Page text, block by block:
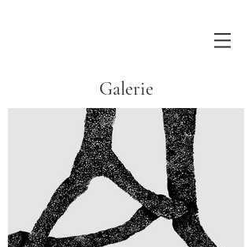
Galerie